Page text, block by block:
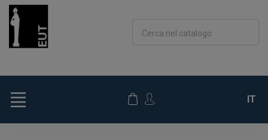
Cerca nel catalogo
IT